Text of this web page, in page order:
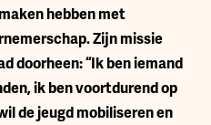
hebben met
Zijn missie
doorheen: “Ik ben iemand
ik ben voortdurend op
de jeugd mobiliseren en